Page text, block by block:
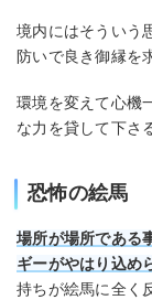
境内にはそういう
防いで良き御縁を
環境を変えて心機
な力を貸して下さ
恐怖の絵馬
場所が場所である
ギーがやはり込め
持ちが絵馬に全く